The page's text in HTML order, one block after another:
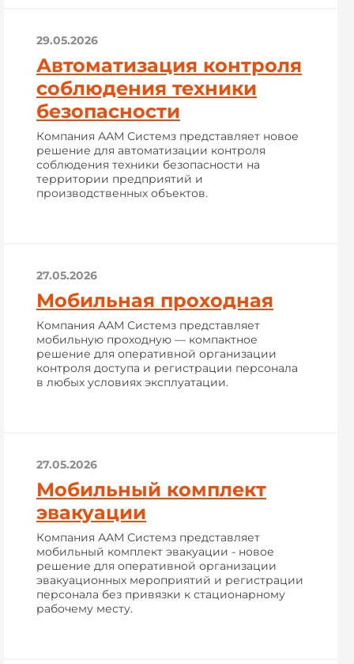
29.05.2026
Автоматизация контроля
соблюдения техники
безопасности
Компания ААМ Системз представляет новое
решение для автоматизации контроля
соблюдения техники безопасности на
территории предприятий и
производственных объектов.
27.05.2026
Мобильная проходная
Компания ААМ Системз представляет
мобильную проходную — компактное
решение для оперативной организации
контроля доступа и регистрации персонала
в любых условиях эксплуатации.
27.05.2026
Мобильный комплект
эвакуации
Компания ААМ Системз представляет
мобильный комплект эвакуации - новое
решение для оперативной организации
эвакуационных мероприятий и регистрации
персонала без привязки к стационарному
рабочему месту.